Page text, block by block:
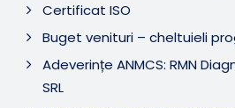
Certificat ISO
Buget venituri – cheltuieli
Adeverințe ANMCS: RMN
SRL